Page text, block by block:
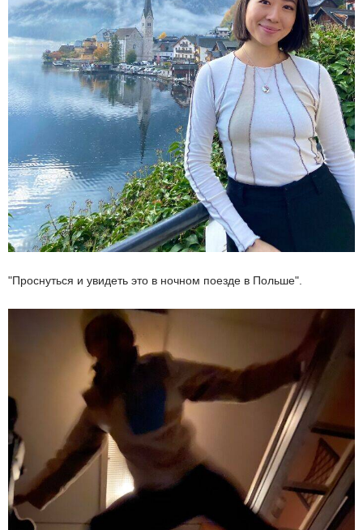
"Проснуться и увидеть это в ночном поезде в Польше".